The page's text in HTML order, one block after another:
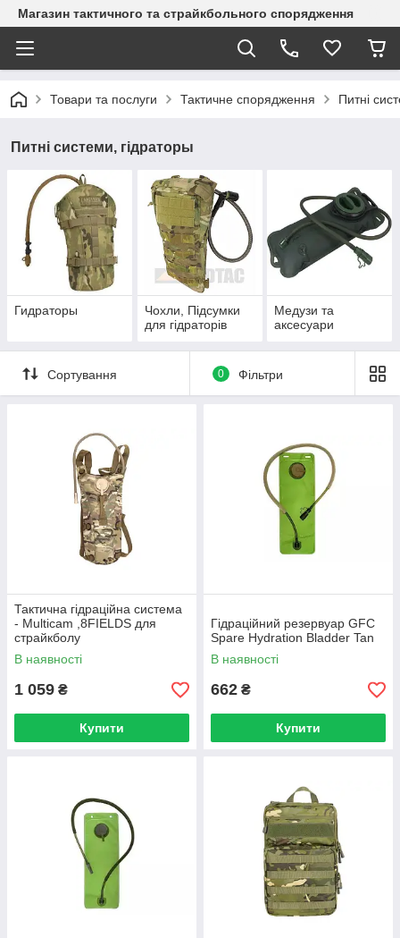
Магазин тактичного та страйкбольного спорядження
Товари та послуги Тактичне спорядження Питні
Питні системи, гідраторы
Гидраторы
Чохли, Підсумки
для гідраторів
Медузи та
аксесуари
Сортування 0 Фільтри
Тактична гідраційна система
- Multicam ,8FIELDS для
страйкболу
В наявності
1 059 ₴
Купити
Гідраційний резервуар GFC
Spare Hydration Bladder Tan
В наявності
662 ₴
Купити